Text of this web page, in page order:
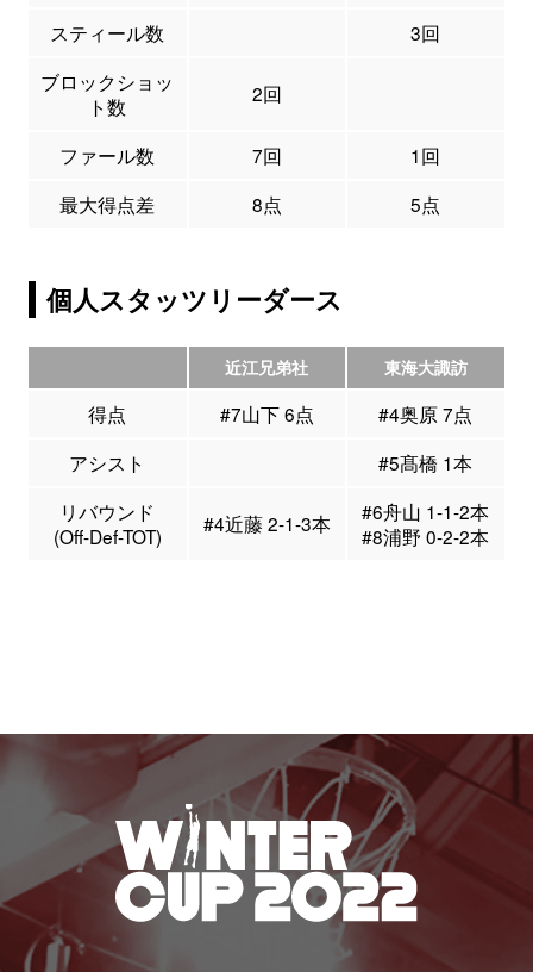
スティール数
3回
ブロックショッ
ト数
2回
ファール数 7回
1回
最大得点差
8点 5点
個人スタッツリーダース
近江兄弟社 東海大諏訪
得点 #7山下 6点
#4奥原 7点
アシスト
#5髙橋 1本
リバウンド
(Off-Def-TOT)
#4近藤 2-1-3本
#6舟山 1-1-2本
#8浦野 0-2-2本